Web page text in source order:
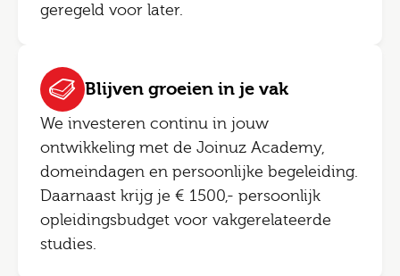
geregeld voor later.
Blijven groeien in je vak
We investeren continu in jouw
ontwikkeling met de Joinuz Academy,
domeindagen en persoonlijke begeleiding.
Daarnaast krijg je € 1500,- persoonlijk
opleidingsbudget voor vakgerelateerde
studies.